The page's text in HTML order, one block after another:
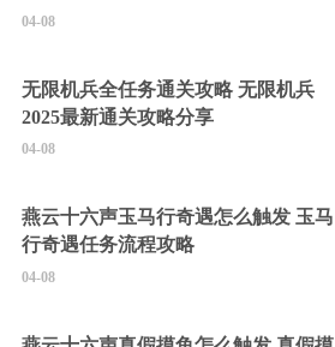
04-08
无限机兵全任务通关攻略 无限机兵
2025最新通关攻略分享
04-08
燕云十六声玉马行奇遇怎么触发 玉马
行奇遇任务流程攻略
04-08